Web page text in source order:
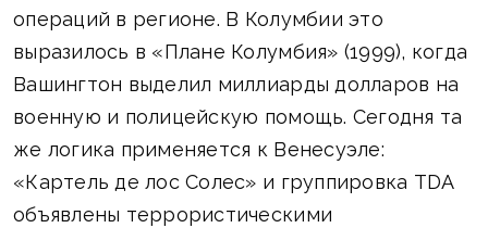
операций в регионе. В Колумбии это
выразилось в «Плане Колумбия» (1999), когда
Вашингтон выделил миллиарды долларов на
военную и полицейскую помощь. Сегодня та
же логика применяется к Венесуэле:
«Картель де лос Солес» и группировка TDA
объявлены террористическими